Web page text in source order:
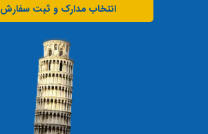
انتخاب مدارک و ثبت سفارش